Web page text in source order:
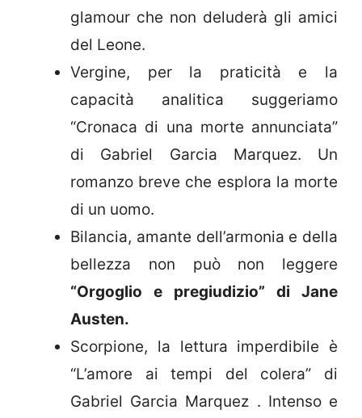
glamour che non deluderà gli amici
del Leone.
Vergine, per la praticità e la
capacità analitica suggeriamo
“Cronaca di una morte annunciata”
di Gabriel Garcia Marquez. Un
romanzo breve che esplora la morte
di un uomo.
Bilancia, amante dell’armonia e della
bellezza non può non leggere
“Orgoglio e pregiudizio” di Jane
Austen.
Scorpione, la lettura imperdibile è
“L’amore ai tempi del colera” di
Gabriel Garcia Marquez . Intenso e